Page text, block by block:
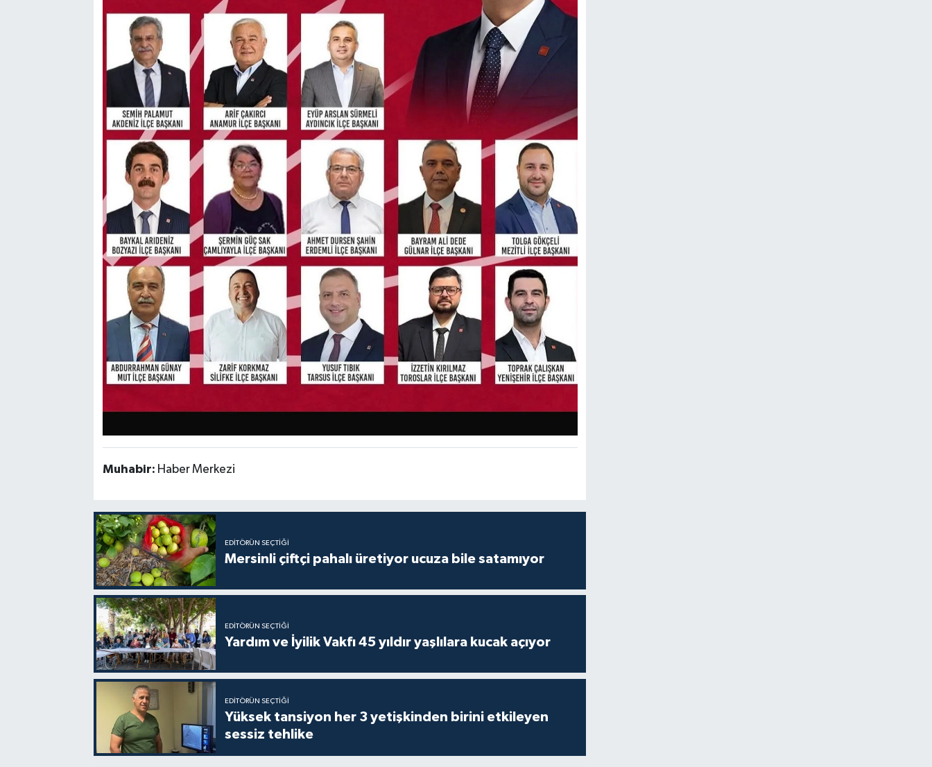
Muhabir: Haber Merkezi
EDITÖRÜN SEÇTIĞI
Mersinli çiftçi pahalı üretiyor ucuza bile satamıyor
EDITÖRÜN SEÇTIĞI
Yardım ve İyilik Vakfı 45 yıldır yaşlılara kucak açıyor
EDITÖRÜN SEÇTIĞI
Yüksek tansiyon her 3 yetişkinden birini etkileyen
sessiz tehlike